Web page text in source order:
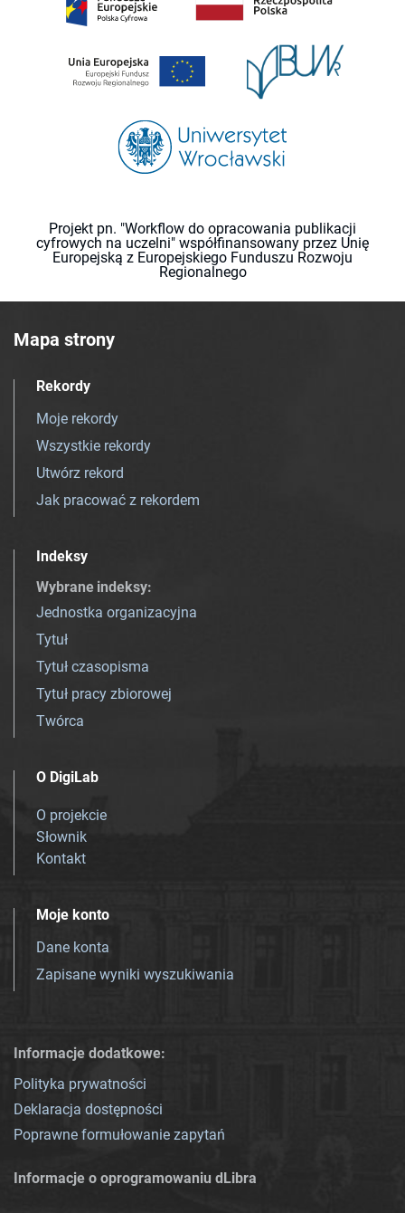
Projekt pn. "Workflow do opracowania publikacji
cyfrowych na uczelni" współfinansowany przez Unię
Europejską z Europejskiego Funduszu Rozwoju
Regionalnego
Mapa strony
Rekordy
Moje rekordy
Wszystkie rekordy
Utwórz rekord
Jak pracować z rekordem
Indeksy
Wybrane indeksy:
Jednostka organizacyjna
Tytuł
Tytuł czasopisma
Tytuł pracy zbiorowej
Twórca
O DigiLab
O projekcie
Słownik
Kontakt
Moje konto
Dane konta
Zapisane wyniki wyszukiwania
Informacje dodatkowe:
Polityka prywatności
Deklaracja dostępności
Poprawne formułowanie zapytań
Informacje o oprogramowaniu dLibra